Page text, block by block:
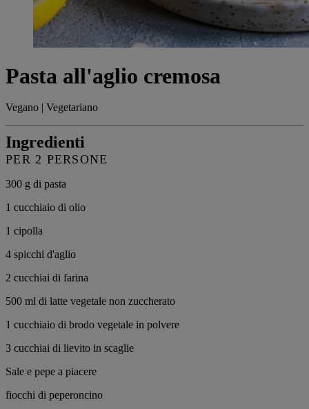
Pasta all'aglio cremosa
Vegano | Vegetariano
Ingredienti
PER 2 PERSONE
300 g di pasta
1 cucchiaio di olio
1 cipolla
4 spicchi d'aglio
2 cucchiai di farina
500 ml di latte vegetale non zuccherato
1 cucchiaio di brodo vegetale in polvere
3 cucchiai di lievito in scaglie
Sale e pepe a piacere
fiocchi di peperoncino